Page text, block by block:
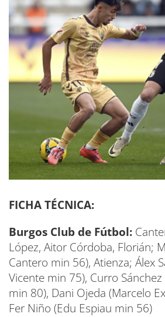
FICHA TÉCNICA:
Burgos Club de Fútbol:
López, Aitor Córdoba, Florián;
Cantero min 56), Atienza; Álex
Vicente min 75), Curro
min 80), Dani Ojeda (Marcelo
Fer Niño (Edu Espiau min 56)